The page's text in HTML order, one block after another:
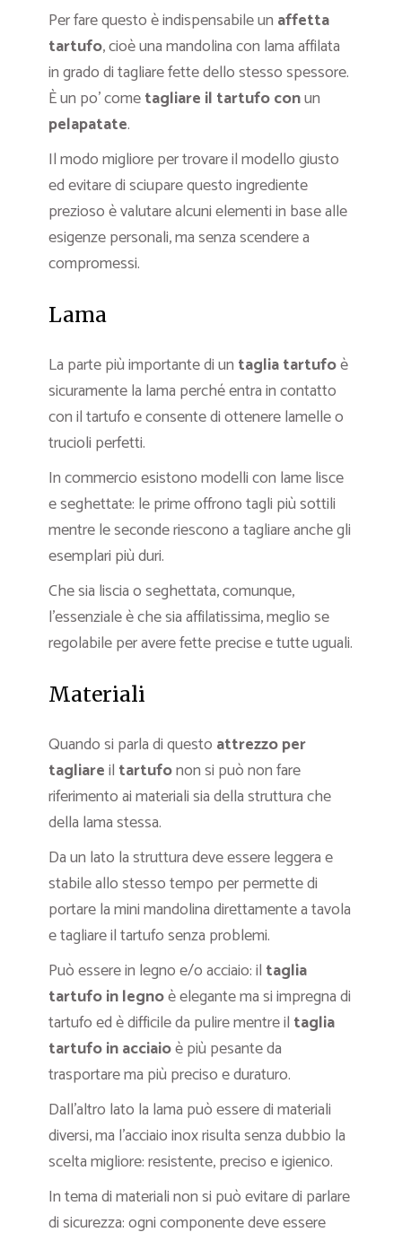
Per fare questo è indispensabile un affetta
tartufo, cioè una mandolina con lama affilata
in grado di tagliare fette dello stesso spessore.
È un po’ cometagliare il tartufo conun
pelapatate.
Il modo migliore per trovare ilmodello giusto
ed evitare di sciupare questo ingrediente
prezioso è valutare alcuni elementi in base alle
esigenze personali, ma senza scendere a
compromessi.
Lama
La parte più importante di un taglia tartufoè
sicuramente la lama perché entra in contatto
con il tartufo e consente di ottenere lamelle o
trucioli perfetti.
In commercio esistono modellicon lame lisce
e seghettate: le prime offrono tagli più sottili
mentre le seconde riescono a tagliare anche gli
esemplari più duri.
Che sia liscia o seghettata, comunque,
l’essenziale è che sia affilatissima, meglio se
regolabile per avere fette precise e tutte uguali.
Materiali
Quando si parla di questo attrezzo per
tagliareil tartufonon si può non fare
riferimento ai materiali sia della struttura che
della lama stessa.
Da un lato la struttura deve essere leggera e
stabile allo stesso tempo per permette di
portare la mini mandolina direttamente a tavola
e tagliare il tartufo senza problemi.
Può essere in legno e/o acciaio: il taglia
tartufo in legnoè elegante ma si impregna di
tartufo ed è difficile da pulire mentre il taglia
tartufo in acciaioè più pesante da
trasportare ma più preciso e duraturo.
Dall’altro lato la lama può essere di materiali
diversi, ma l’acciaio inox risulta senza dubbio la
scelta migliore: resistente, preciso e igienico.
In tema di materiali non si può evitare di parlare
di sicurezza: ogni componente deve essere